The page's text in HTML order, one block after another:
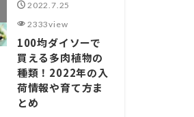
2022.7.25
2333view
100均ダイソーで
買える多肉植物の
種類！2022年の入
荷情報や育て方ま
とめ